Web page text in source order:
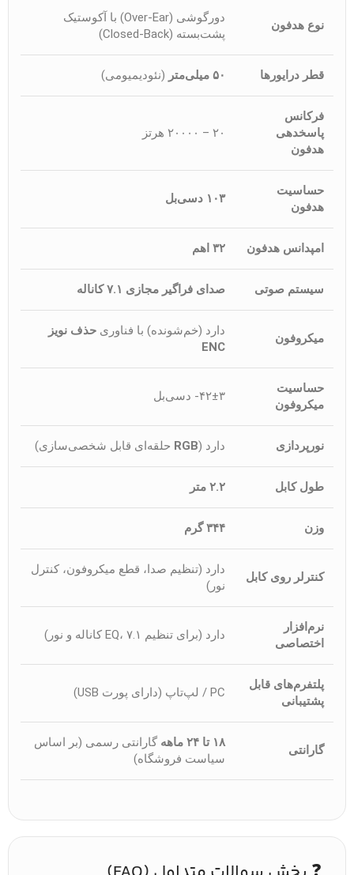
نوع هدفون
دورگوشی (Over-Ear) با آکوستیک
پشت‌بسته (Closed-Back)
قطر درایورها ۵۰ میلی‌متر (نئودیمیومی)
فرکانس
پاسخدهی
هدفون
۲۰ – ۲۰۰۰۰ هرتز
حساسیت
هدفون
۱۰۳ دسی‌بل
امپدانس هدفون ۳۲ اهم
سیستم صوتی صدای فراگیر مجازی ۷.۱ کاناله
میکروفون
دارد (خم‌شونده) با فناوری حذف نویز
ENC
حساسیت
میکروفون
۴۲±۳- دسی‌بل
نورپردازی دارد (RGB حلقه‌ای قابل شخصی‌سازی)
طول کابل ۲.۲ متر
وزن ۳۴۴ گرم
کنترلر روی کابل
دارد (تنظیم صدا، قطع میکروفون، کنترل
نور)
نرم‌افزار
اختصاصی
دارد (برای تنظیم EQ، ۷.۱ کاناله و نور)
پلتفرم‌های قابل
پشتیبانی
PC / لپ‌تاپ (دارای پورت USB)
گارانتی
۱۸ تا ۲۴ ماهه
گارانتی رسمی (بر اساس
سیاست فروشگاه)